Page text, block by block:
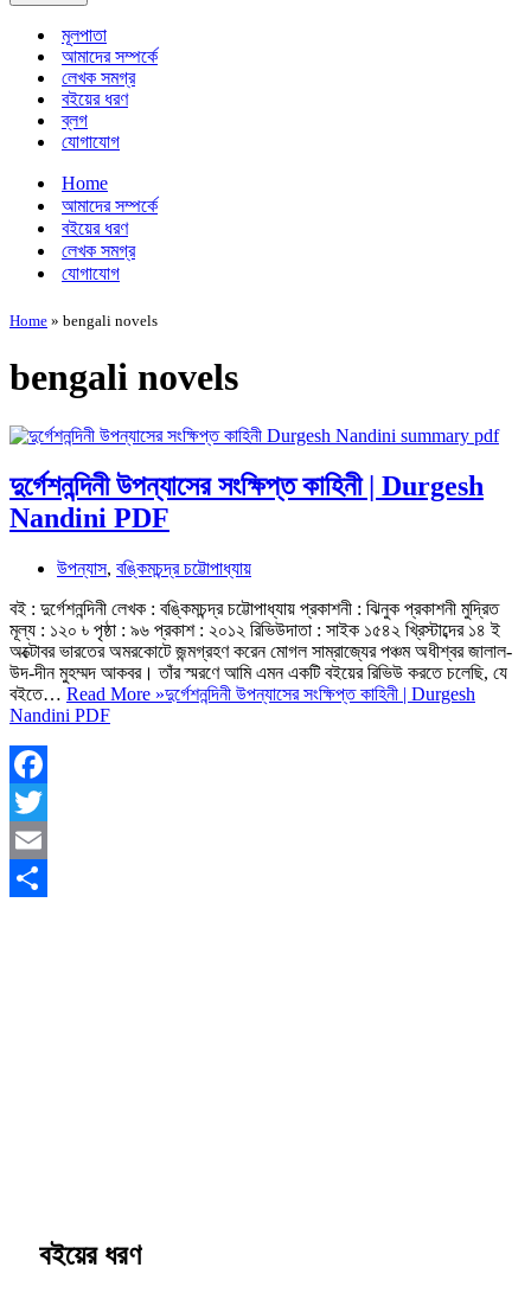
মূলপাতা
আমাদের সম্পর্কে
লেখক সমগ্র
বইয়ের ধরণ
ব্লগ
যোগাযোগ
Home
আমাদের সম্পর্কে
বইয়ের ধরণ
লেখক সমগ্র
যোগাযোগ
Home » bengali novels
bengali novels
দুর্গেশনন্দিনী উপন্যাসের সংক্ষিপ্ত কাহিনী | Durgesh
Nandini PDF
উপন্যাস, বঙ্কিমচন্দ্র চট্টোপাধ্যায়
বই : দুর্গেশনন্দিনী লেখক : বঙ্কিমচন্দ্র চট্টোপাধ্যায় প্রকাশনী : ঝিনুক প্রকাশনী মুদ্রিত
মূল্য : ১২০ ৳ পৃষ্ঠা : ৯৬ প্রকাশ : ২০১২ রিভিউদাতা : সাইক ১৫৪২ খ্রিস্টাব্দের ১৪ ই
অক্টোবর ভারতের অমরকোটে জন্মগ্রহণ করেন মোগল সাম্রাজ্যের পঞ্চম অধীশ্বর জালাল-
উদ-দীন মুহম্মদ আকবর। তাঁর স্মরণে আমি এমন একটি বইয়ের রিভিউ করতে চলেছি, যে
বইতে… Read More »দুর্গেশনন্দিনী উপন্যাসের সংক্ষিপ্ত কাহিনী | Durgesh
Nandini PDF
Facebook
Twitter
Email
বইয়ের ধরণ